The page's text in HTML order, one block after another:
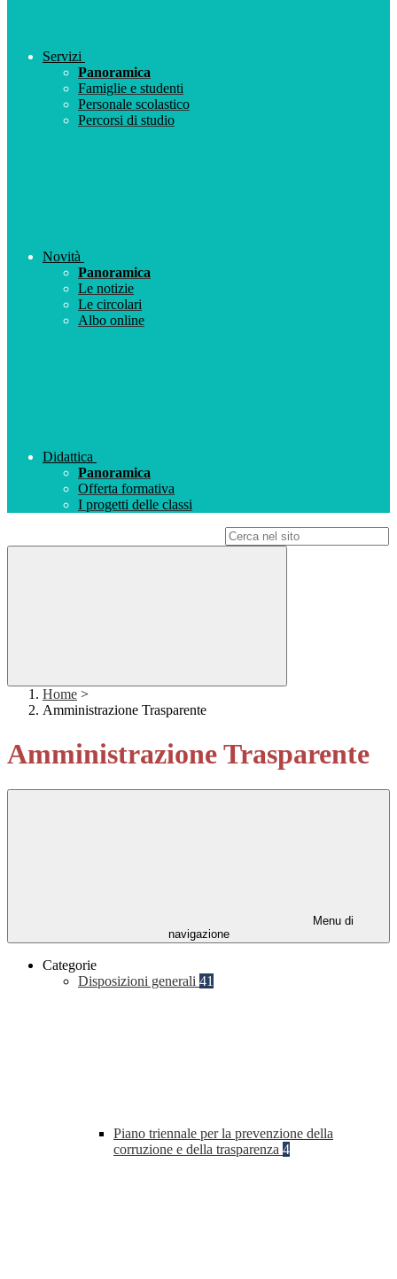
Servizi
Panoramica
Famiglie e studenti
Personale scolastico
Percorsi di studio
Novità
Panoramica
Le notizie
Le circolari
Albo online
Didattica
Panoramica
Offerta formativa
I progetti delle classi
Home >
Amministrazione Trasparente
Amministrazione Trasparente
Menu di
navigazione
Categorie
Disposizioni generali 41
Piano triennale per la prevenzione della
corruzione e della trasparenza 4